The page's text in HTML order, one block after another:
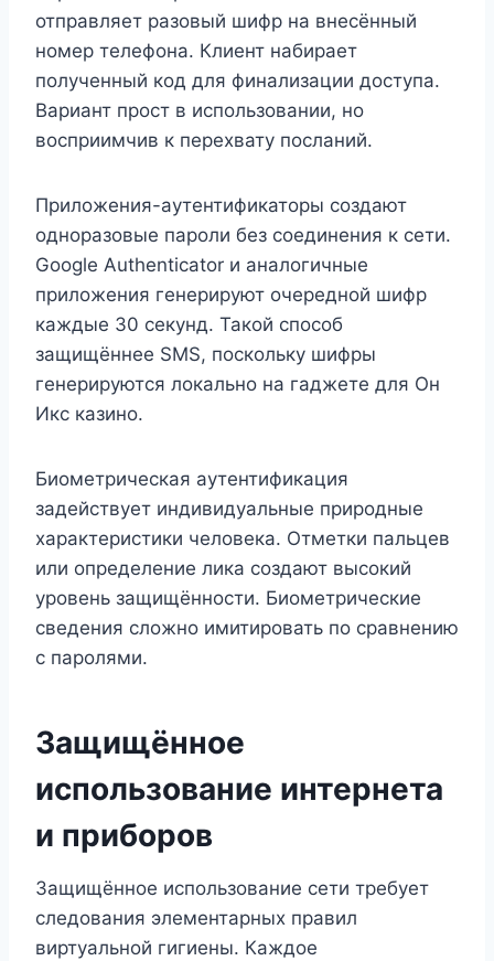
отправляет разовый шифр на внесённый
номер телефона. Клиент набирает
полученный код для финализации доступа.
Вариант прост в использовании, но
восприимчив к перехвату посланий.
Приложения-аутентификаторы создают
одноразовые пароли без соединения к сети.
Google Authenticator и аналогичные
приложения генерируют очередной шифр
каждые 30 секунд. Такой способ
защищённее SMS, поскольку шифры
генерируются локально на гаджете для Он
Икс казино.
Биометрическая аутентификация
задействует индивидуальные природные
характеристики человека. Отметки пальцев
или определение лика создают высокий
уровень защищённости. Биометрические
сведения сложно имитировать по сравнению
с паролями.
Защищённое
использование интернета
и приборов
Защищённое использование сети требует
следования элементарных правил
виртуальной гигиены. Каждое